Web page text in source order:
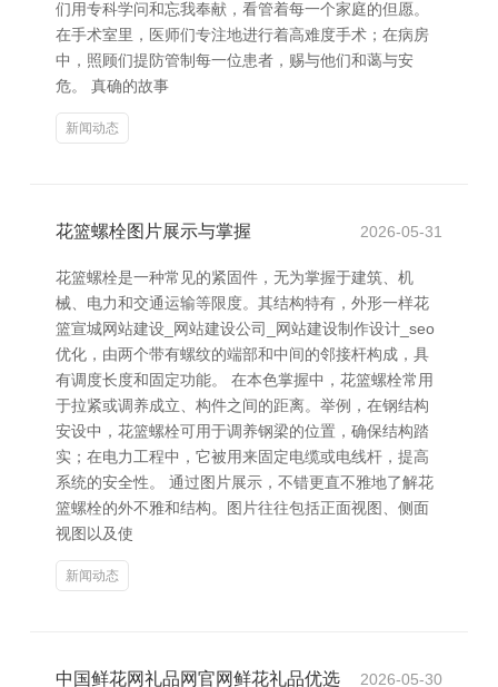
们用专科学问和忘我奉献，看管着每一个家庭的但愿。
在手术室里，医师们专注地进行着高难度手术；在病房
中，照顾们提防管制每一位患者，赐与他们和蔼与安
危。 真确的故事
新闻动态
花篮螺栓图片展示与掌握 2026-05-31
花篮螺栓是一种常见的紧固件，无为掌握于建筑、机
械、电力和交通运输等限度。其结构特有，外形一样花
篮宣城网站建设_网站建设公司_网站建设制作设计_seo
优化，由两个带有螺纹的端部和中间的邻接杆构成，具
有调度长度和固定功能。 在本色掌握中，花篮螺栓常用
于拉紧或调养成立、构件之间的距离。举例，在钢结构
安设中，花篮螺栓可用于调养钢梁的位置，确保结构踏
实；在电力工程中，它被用来固定电缆或电线杆，提高
系统的安全性。 通过图片展示，不错更直不雅地了解花
篮螺栓的外不雅和结构。图片往往包括正面视图、侧面
视图以及使
新闻动态
中国鲜花网礼品网官网鲜花礼品优选 2026-05-30